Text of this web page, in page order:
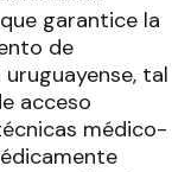
garantice la
de
tal
acceso
médico-